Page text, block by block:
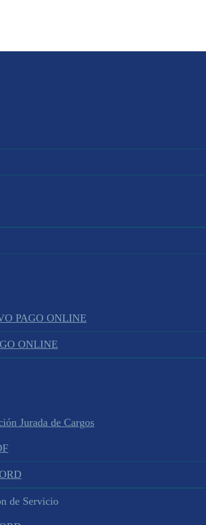
PAGO ONLINE
ONLINE
Jurada de Cargos
de Servicio